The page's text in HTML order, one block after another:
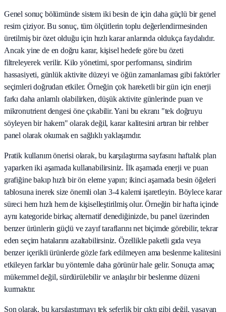
Genel sonuç bölümünde sistem iki besin de için daha güçlü bir genel
resim çiziyor. Bu sonuç, tüm ölçütlerin toplu değerlendirmesinden
üretilmiş bir özet olduğu için hızlı karar anlarında oldukça faydalıdır.
Ancak yine de en doğru karar, kişisel hedefe göre bu özeti
filtreleyerek verilir. Kilo yönetimi, spor performansı, sindirim
hassasiyeti, günlük aktivite düzeyi ve öğün zamanlaması gibi faktörler
seçimleri doğrudan etkiler. Örneğin çok hareketli bir gün için enerji
farkı daha anlamlı olabilirken, düşük aktivite günlerinde puan ve
mikronutrient dengesi öne çıkabilir. Yani bu ekranı "tek doğruyu
söyleyen bir hakem" olarak değil, karar kalitesini artıran bir rehber
panel olarak okumak en sağlıklı yaklaşımdır.
Pratik kullanım önerisi olarak, bu karşılaştırma sayfasını haftalık plan
yaparken iki aşamada kullanabilirsiniz. İlk aşamada enerji ve puan
grafiğine bakıp hızlı bir ön eleme yapın; ikinci aşamada besin öğeleri
tablosuna inerek size önemli olan 3-4 kalemi işaretleyin. Böylece karar
süreci hem hızlı hem de kişiselleştirilmiş olur. Örneğin bir hafta içinde
aynı kategoride birkaç alternatif denediğinizde, bu panel üzerinden
benzer ürünlerin güçlü ve zayıf taraflarını net biçimde görebilir, tekrar
eden seçim hatalarını azaltabilirsiniz. Özellikle paketli gıda veya
benzer içerikli ürünlerde gözle fark edilmeyen ama beslenme kalitesini
etkileyen farklar bu yöntemle daha görünür hale gelir. Sonuçta amaç
mükemmel değil, sürdürülebilir ve anlaşılır bir beslenme düzeni
kurmaktır.
Son olarak, bu karşılaştırmayı tek seferlik bir çıktı gibi değil, yaşayan